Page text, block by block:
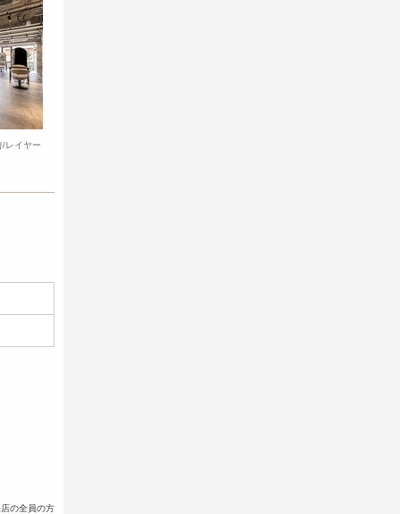
レイヤー
の全員の方